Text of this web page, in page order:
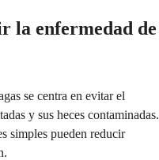
la enfermedad de
se centra en evitar el
y sus heces contaminadas.
simples pueden reducir